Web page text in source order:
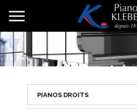
principal
Toggle
PIANOS DROITS